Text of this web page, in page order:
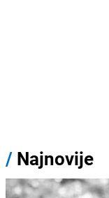
/ Najnovije